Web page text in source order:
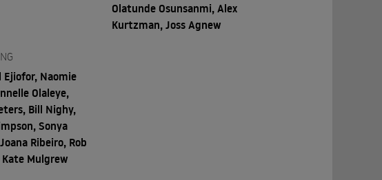
Olatunde Osunsanmi, Alex
Kurtzman, Joss Agnew
Ejiofor, Naomie
Olaleye,
Bill Nighy,
Sonya
Ribeiro, Rob
Kate Mulgrew